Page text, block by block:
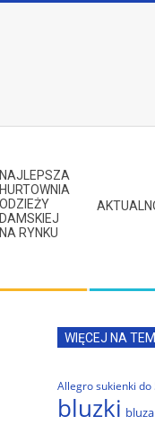
NAJLEPSZA
HURTOWNIA
ODZIEŻY
DAMSKIEJ
NA RYNKU
WIĘCEJ NA
Allegro sukienki do
bluzki